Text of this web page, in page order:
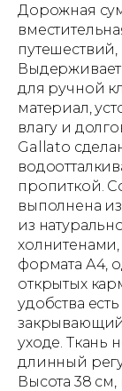
Дорожная
Выдерживает
для ручной
материал,
влагу и
Gallato
пропиткой.
выполнена
из
формата А4,
открытых
удобства
уходе. Ткань
длинный
Высота 38